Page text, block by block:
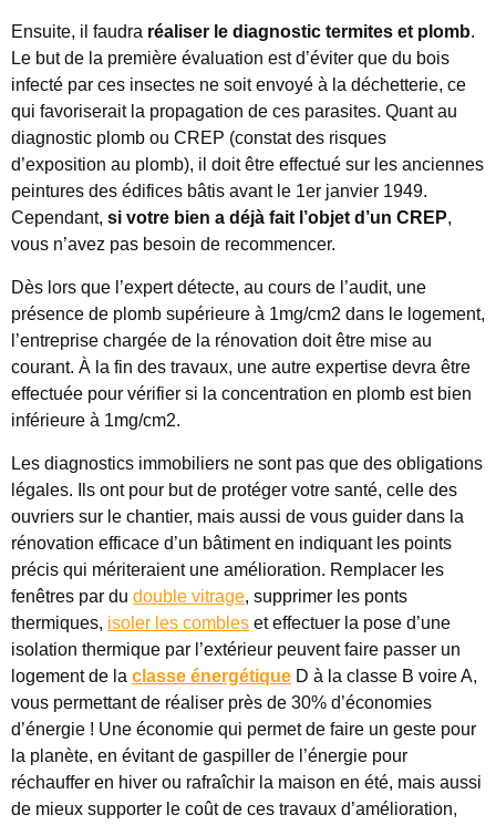
Ensuite, il faudra réaliser le diagnostic termites et plomb.
Le but de la première évaluation est d’éviter que du bois
infecté par ces insectes ne soit envoyé à la déchetterie, ce
qui favoriserait la propagation de ces parasites. Quant au
diagnostic plomb ou CREP (constat des risques
d’exposition au plomb), il doit être effectué sur les anciennes
peintures des édifices bâtis avant le 1er janvier 1949.
Cependant, si votre bien a déjà fait l’objet d’un CREP,
vous n’avez pas besoin de recommencer.
Dès lors que l’expert détecte, au cours de l’audit, une
présence de plomb supérieure à 1mg/cm2 dans le logement,
l’entreprise chargée de la rénovation doit être mise au
courant. À la fin des travaux, une autre expertise devra être
effectuée pour vérifier si la concentration en plomb est bien
inférieure à 1mg/cm2.
Les diagnostics immobiliers ne sont pas que des obligations
légales. Ils ont pour but de protéger votre santé, celle des
ouvriers sur le chantier, mais aussi de vous guider dans la
rénovation efficace d’un bâtiment en indiquant les points
précis qui mériteraient une amélioration. Remplacer les
fenêtres par du double vitrage, supprimer les ponts
thermiques, isoler les combles et effectuer la pose d’une
isolation thermique par l’extérieur peuvent faire passer un
logement de la classe énergétique D à la classe B voire A,
vous permettant de réaliser près de 30% d’économies
d’énergie ! Une économie qui permet de faire un geste pour
la planète, en évitant de gaspiller de l’énergie pour
réchauffer en hiver ou rafraîchir la maison en été, mais aussi
de mieux supporter le coût de ces travaux d’amélioration,